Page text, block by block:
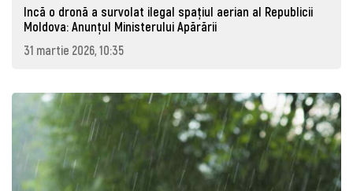
Incă o dronă a survolat ilegal spațiul aerian al Republicii
Moldova: Anunţul Ministerului Apărării
31 martie 2026, 10:35